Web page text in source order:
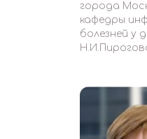
города
кафедры
болезней у